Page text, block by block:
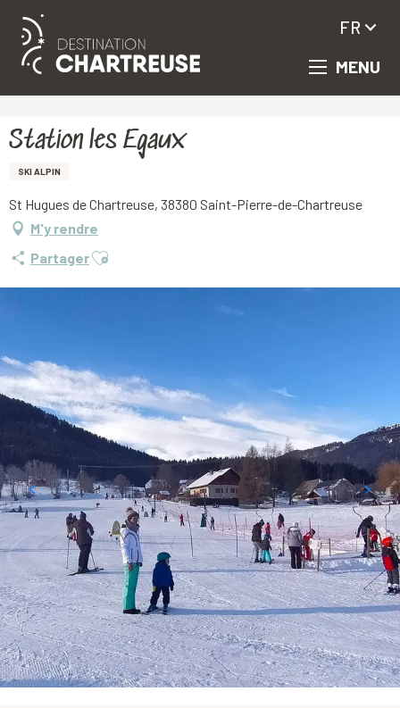
Aller
principal
MENU
FR
Station les Egaux
SKI ALPIN
St Hugues de Chartreuse, 38380 Saint-Pierre-de-Chartreuse
M'y rendre
PartagerAjouter aux favoris